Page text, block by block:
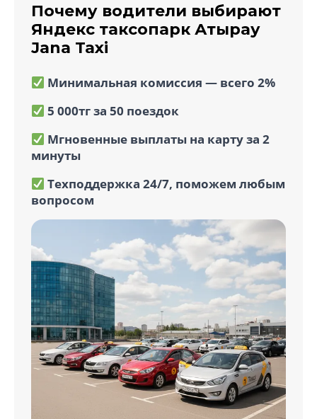
Почему водители выбирают
Яндекс таксопарк Атырау
Jana Taxi
Минимальная комиссия — всего 2%
5 000тг за 50 поездок
Мгновенные выплаты на карту за 2
минуты
Техподдержка 24/7, поможем любым
вопросом